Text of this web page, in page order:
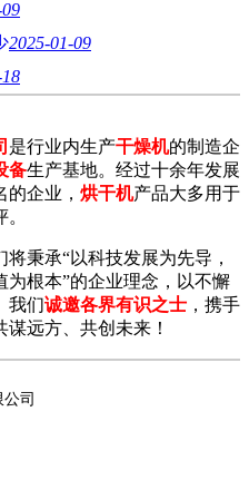
2025-01-09
是行业内生产干燥机的制造企
备生产基地。经过十余年发展
企业， 烘干机产品大多用于
秉承“以科技发展为先导，
为根本”的企业理念，以不懈
我们诚邀各界有识之士 ，携手
远方、共创未来！
司